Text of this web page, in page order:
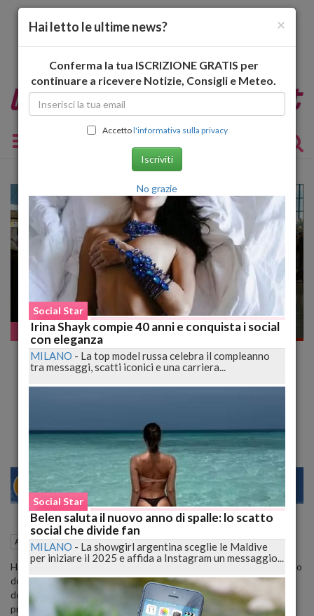
Toggle navigation
Assurdo ma vero
Lascia figlio in aeroporto e si imbarca per la
Grecia, il documento del 14enne era
scaduto
MILANO 28 30
Assurdo ma vero Catania (CT) 13 Settembre 2017 10:28
Ha abbandonato il figlio di 14 anni da solo in aeroporto perché il suo
documento era scaduto e non poteva portarlo con sé in Grecia e,
dopo aver inveito contro un'assistente di volo per l'eccessiva
precisione, si è imbarcato tranquillamente.
×
Hai letto le ultime news?
Conferma la tua ISCRIZIONE GRATIS per
continuare a ricevere Notizie, Consigli e Meteo.
Accettol'informativa sulla privacy
Iscriviti
No grazie
Social Star
Irina Shayk compie 40 anni e conquista i social
con eleganza
MILANO - La top model russa celebra il compleanno
tra messaggi, scatti iconici e una carriera...
Social Star
Belen saluta il nuovo anno di spalle: lo scatto
social che divide fan
MILANO - La showgirl argentina sceglie le Maldive
per iniziare il 2025 e affida a Instagram un messaggio...